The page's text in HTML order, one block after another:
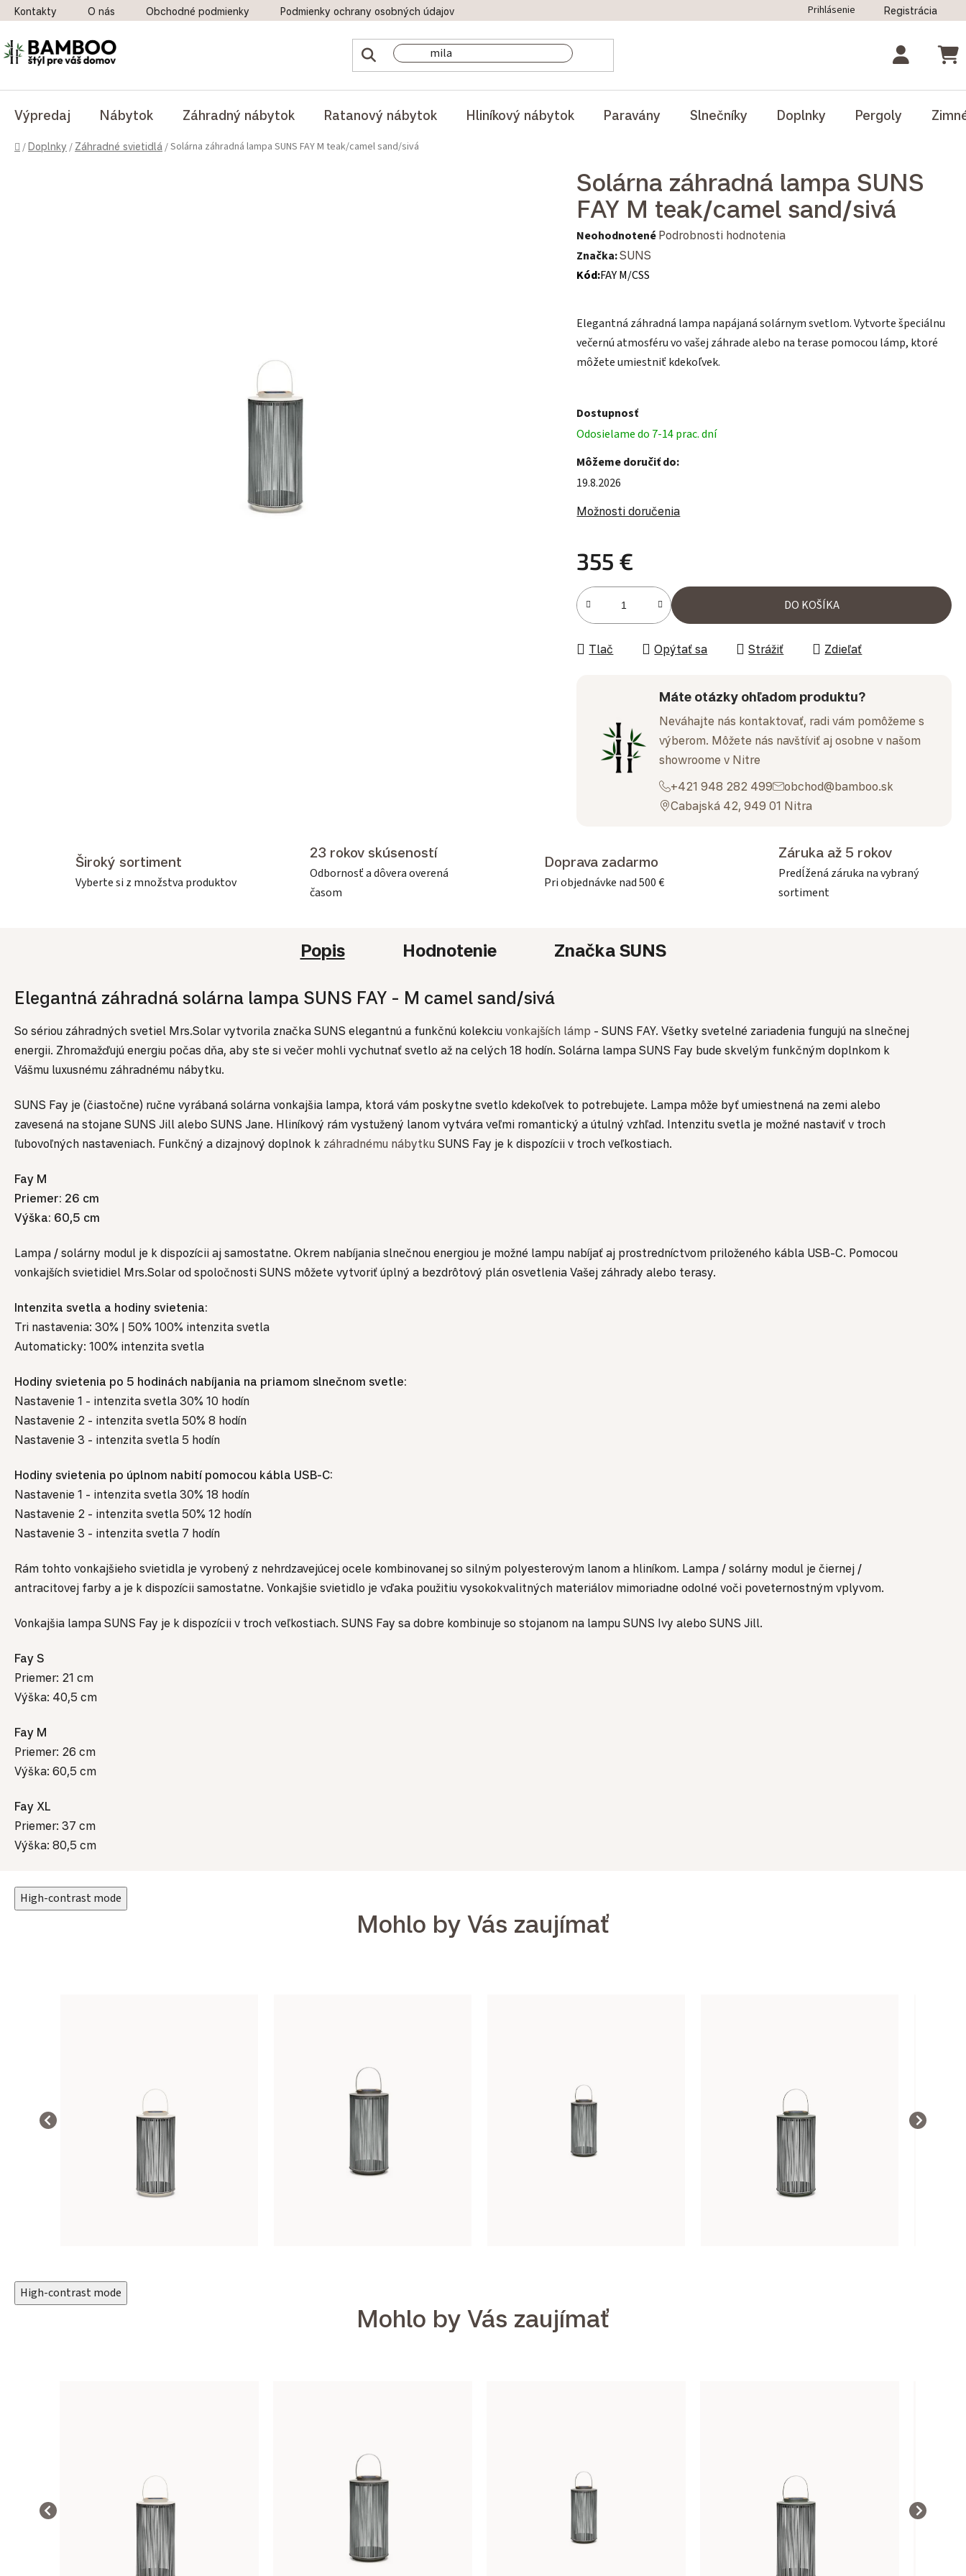
Prejsť na obsah
Kontakty O nás Obchodné podmienky Podmienky ochrany osobných údajov Odstúpenie od zmluvy
Prihlásenie Registrácia
Výpredaj Nábytok Záhradný nábytok Ratanový nábytok Hliníkový nábytok Paravány Slnečníky Doplnky Pergoly
Domov
/Doplnky / Záhradné svietidlá /Solárna záhradná lampa SUNS FAY M teak/camel sand/sivá
Solárna záhradná lampa SUNS
FAY M teak/camel sand/sivá
Priemerné hodnotenie produktu je 0,0 z 5 hviezdičiek.
Neohodnotené Podrobnosti hodnotenia
Značka:SUNS
Kód:FAY M/CSS
Elegantná záhradná lampa napájaná solárnym svetlom. Vytvorte špeciálnu
večernú atmosféru vo vašej záhrade alebo na terase pomocou lámp, ktoré
môžete umiestniť kdekoľvek.
Dostupnosť
Odosielame do 7-14 prac. dní
Môžeme doručiť do:
19.8.2026
Možnosti doručenia
355 €
Jednotková cena:
DO KOŠÍKA
Tlač Opýtať sa Strážiť Zdieľať
Máte otázky ohľadom produktu?
Neváhajte nás kontaktovať, radi vám pomôžeme s
výberom. Môžete nás navštíviť aj osobne v našom
showroome v Nitre
+421 948 282 499
obchod@bamboo.sk
Cabajská 42, 949 01 Nitra
Široký sortiment
Vyberte si z množstva produktov
23 rokov skúseností
Odbornosť a dôvera overená
časom
Doprava zadarmo
Pri objednávke nad 500 €
Záruka až 5 rokov
Predĺžená záruka na vybraný
sortiment
Popis Hodnotenie ZnačkaSUNS
Elegantná záhradná solárna lampa SUNS FAY - M camel sand/sivá
So sériou záhradných svetiel Mrs.Solar vytvorila značka SUNS elegantnú a funkčnú kolekciu vonkajších lámp - SUNS FAY. Všetky svetelné zariadenia fungujú na slnečnej
energii. Zhromažďujú energiu počas dňa, aby ste si večer mohli vychutnať svetlo až na celých 18 hodín. Solárna lampa SUNS Fay bude skvelým funkčným doplnkom k
Vášmu luxusnému záhradnému nábytku.
SUNS Fay je (čiastočne) ručne vyrábaná solárna vonkajšia lampa, ktorá vám poskytne svetlo kdekoľvek to potrebujete. Lampa môže byť umiestnená na zemi alebo
zavesená na stojane SUNS Jill alebo SUNS Jane. Hliníkový rám vystužený lanom vytvára veľmi romantický a útulný vzhľad. Intenzitu svetla je možné nastaviť v troch
ľubovoľných nastaveniach. Funkčný a dizajnový doplnok k záhradnému nábytku SUNS Fay je k dispozícii v troch veľkostiach.
Fay M
Priemer: 26 cm
Výška: 60,5 cm
Lampa / solárny modul je k dispozícii aj samostatne. Okrem nabíjania slnečnou energiou je možné lampu nabíjať aj prostredníctvom priloženého kábla USB-C. Pomocou
vonkajších svietidiel Mrs.Solar od spoločnosti SUNS môžete vytvoriť úplný a bezdrôtový plán osvetlenia Vašej záhrady alebo terasy.
Intenzita svetla a hodiny svietenia:
Tri nastavenia: 30% | 50% 100% intenzita svetla
Automaticky: 100% intenzita svetla
Hodiny svietenia po 5 hodinách nabíjania na priamom slnečnom svetle:
Nastavenie 1 - intenzita svetla 30% 10 hodín
Nastavenie 2 - intenzita svetla 50% 8 hodín
Nastavenie 3 - intenzita svetla 5 hodín
Hodiny svietenia po úplnom nabití pomocou kábla USB-C:
Nastavenie 1 - intenzita svetla 30% 18 hodín
Nastavenie 2 - intenzita svetla 50% 12 hodín
Nastavenie 3 - intenzita svetla 7 hodín
Rám tohto vonkajšieho svietidla je vyrobený z nehrdzavejúcej ocele kombinovanej so silným polyesterovým lanom a hliníkom. Lampa / solárny modul je čiernej /
antracitovej farby a je k dispozícii samostatne. Vonkajšie svietidlo je vďaka použitiu vysokokvalitných materiálov mimoriadne odolné voči poveternostným vplyvom.
Vonkajšia lampa SUNS Fay je k dispozícii v troch veľkostiach. SUNS Fay sa dobre kombinuje so stojanom na lampu SUNS Ivy alebo SUNS Jill.
Fay S
Priemer: 21 cm
Výška: 40,5 cm
Fay M
Priemer: 26 cm
Výška: 60,5 cm
Fay XL
Priemer: 37 cm
Výška: 80,5 cm
High-contrast mode
Mohlo by Vás zaujímať
High-contrast mode
Mohlo by Vás zaujímať